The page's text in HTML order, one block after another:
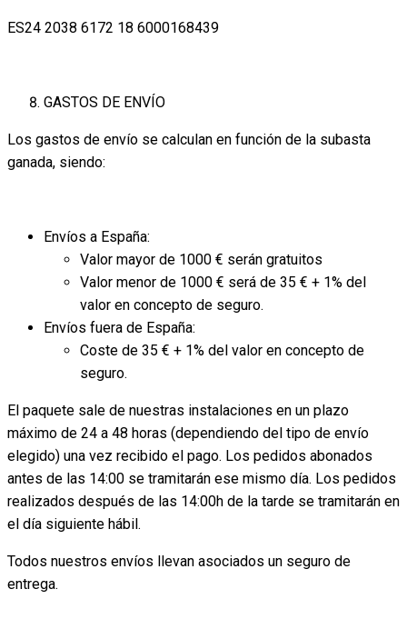
ES24 2038 6172 18 6000168439
GASTOS DE ENVÍO
Los gastos de envío se calculan en función de la subasta
ganada, siendo:
Envíos a España:
Valor mayor de 1000 € serán gratuitos
Valor menor de 1000 € será de 35 € + 1% del
valor en concepto de seguro.
Envíos fuera de España:
Coste de 35 € + 1% del valor en concepto de
seguro.
El paquete sale de nuestras instalaciones en un plazo
máximo de 24 a 48 horas (dependiendo del tipo de envío
elegido) una vez recibido el pago. Los pedidos abonados
antes de las 14:00 se tramitarán ese mismo día. Los pedidos
realizados después de las 14:00h de la tarde se tramitarán en
el día siguiente hábil.
Todos nuestros envíos llevan asociados un seguro de
entrega.